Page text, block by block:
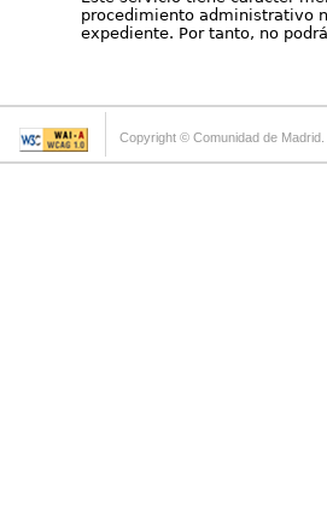
procedimiento administrativo
expediente. Por tanto, no
Copyright © Comunidad de Madrid.